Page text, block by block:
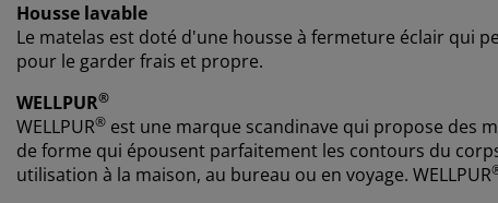
Housse lavable
Le matelas est doté d'une housse à fermeture éclair qui
pour le garder frais et propre.
WELLPUR®
WELLPUR® est une marque scandinave qui propose des
de forme qui épousent parfaitement les contours du
utilisation à la maison, au bureau ou en voyage. WELLPUR